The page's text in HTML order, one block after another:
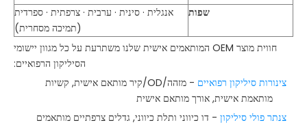
שפות
אנגלית · סינית · ערבית · צרפתית · ספרדית
(תמיכה מסחרית)
חווית מוצר OEM המותאמים אישית שלנו משתרעת על כל מגוון יישומי
הסיליקון הרפואיים:
צינורות סיליקון רפואיים
- מזהה/OD/קיר מותאם אישית, קשיות
מותאמת אישית, אורך מותאם אישית
צנתר פולי סיליקון - דו כיווני ותלת כיווני, גדלים צרפתיים מותאמים